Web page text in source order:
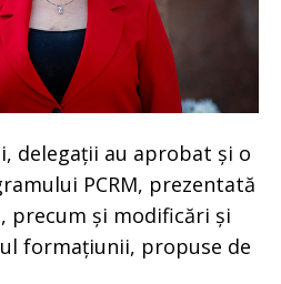
delegații au aprobat și o
PCRM, prezentată
precum și modificări și
formațiunii, propuse de